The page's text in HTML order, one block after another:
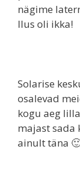
nägime
Ilus oli ikka!
Solarise
osalevad
kogu aeg
majast sada
ainult täna